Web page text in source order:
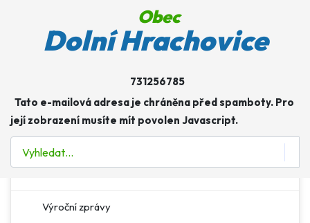
Obec
Dolní Hrachovice
731256785
Tato e-mailová adresa je chráněna před spamboty. Pro
její zobrazení musíte mít povolen Javascript.
Obec
Více o: Úřad
Úřední deska
E-podatelna
Výroční zprávy